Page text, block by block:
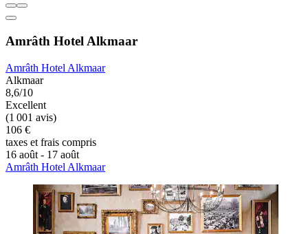
Amrâth Hotel Alkmaar
Amrâth Hotel Alkmaar
Alkmaar
8,6/10
Excellent
(1 001 avis)
106 €
taxes et frais compris
16 août - 17 août
Amrâth Hotel Alkmaar